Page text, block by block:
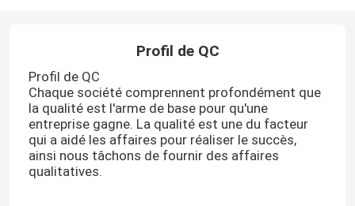
Profil de QC
Profil de QC
Chaque société comprennent profondément que
la qualité est l'arme de base pour qu'une
entreprise gagne. La qualité est une du facteur
qui a aidé les affaires pour réaliser le succès,
ainsi nous tâchons de fournir des affaires
qualitatives.